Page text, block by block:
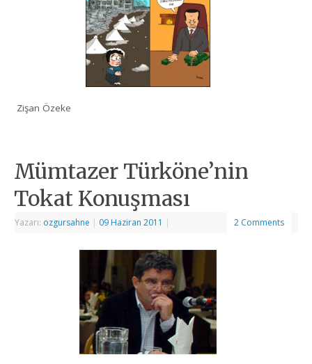
Zişan Özeke
Mümtazer Türköne’nin
Tokat Konuşması
Yazarı: ozgursahne | 09 Haziran 2011 | 2 Comments